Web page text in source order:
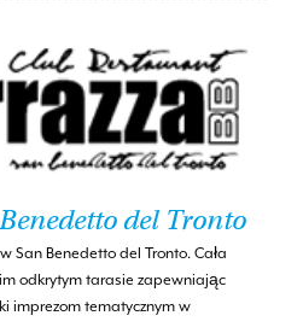
del Tronto
San Benedetto del Tronto. Cała
odkrytym tarasie zapewniając
imprezom tematycznym w